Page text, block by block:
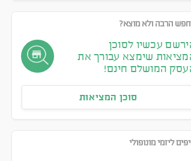
הרבה ולא מוצא?
עכשיו לסוכן
שימצא עבורך את
המושלם חינם!
סוכן המציאות
ליזמי מונופולי